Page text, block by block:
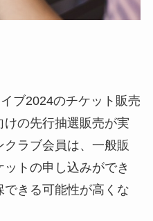
ブ2024のチケット販売
の先行抽選販売が実
ラブ会員は、一般販
トの申し込みができ
きる可能性が高くな